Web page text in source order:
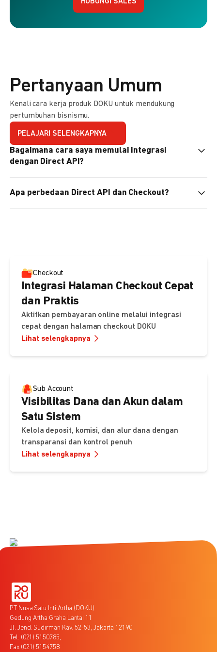
HUBUNGI SALES
Pertanyaan Umum
Kenali cara kerja produk DOKU untuk mendukung
pertumbuhan bisnismu.
PELAJARI SELENGKAPNYA
Bagaimana cara saya memulai integrasi
dengan Direct API?
pemrograman untuk membantu integrasi Anda. Pelajari
Apa perbedaan Direct API dan Checkout?
Checkout
Integrasi Halaman Checkout Cepat
dan Praktis
Aktifkan pembayaran online melalui integrasi
cepat dengan halaman checkout DOKU
Lihat selengkapnya
Sub Account
Visibilitas Dana dan Akun dalam
Satu Sistem
Kelola deposit, komisi, dan alur dana dengan
transparansi dan kontrol penuh
Lihat selengkapnya
PT Nusa Satu Inti Artha (DOKU)
Gedung Artha Graha Lantai 11
Jl. Jend. Sudirman Kav. 52-53, Jakarta 12190
Tel. (021) 5150785,
Fax (021) 5154758